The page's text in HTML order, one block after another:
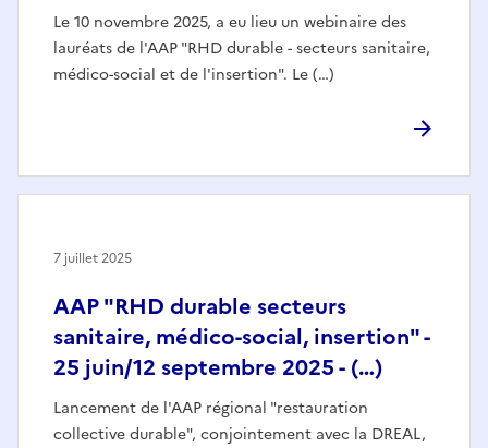
Le 10 novembre 2025, a eu lieu un webinaire des
lauréats de l'AAP "RHD durable - secteurs sanitaire,
médico-social et de l'insertion". Le (…)
AAP "RHD durable secteurs
sanitaire, médico-social, insertion" -
25 juin/12 septembre 2025 - (…)
Lancement de l'AAP régional "restauration
collective durable", conjointement avec la DREAL,
7 juillet 2025